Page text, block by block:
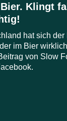
Klingt
hat sich der
im Bier
von Slow